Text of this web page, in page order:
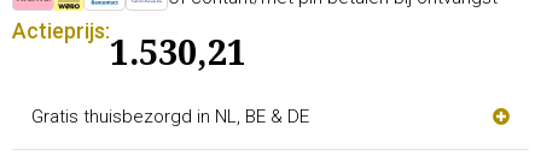
Actieprijs:
1.530,21
Gratis thuisbezorgd in NL, BE & DE